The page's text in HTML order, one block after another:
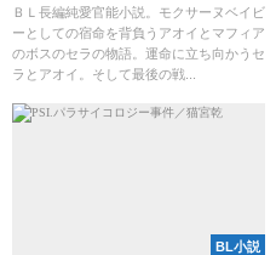
ＢＬ長編純愛官能小説。モクサーヌベイビ
ーとしての宿命を背負うアオイとマフィア
のボスのセラの物語。運命に立ち向かうセ
ラとアオイ。そして最後の戦...
BL小説